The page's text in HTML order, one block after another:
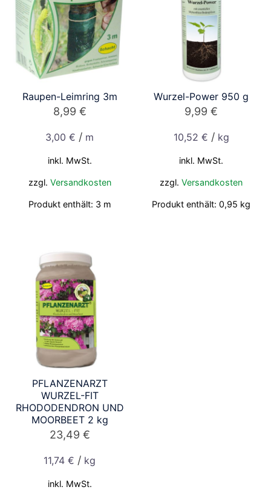
Raupen-Leimring 3m
8,99 €
3,00€ / m
inkl. MwSt.
zzgl. Versandkosten
Produkt enthält: 3 m
Wurzel-Power 950 g
9,99€
10,52 € / kg
inkl. MwSt.
zzgl.Versandkosten
Produkt enthält: 0,95 kg
PFLANZENARZT
WURZEL-FIT
RHODODENDRON UND
MOORBEET 2 kg
23,49 €
11,74€ / kg
inkl. MwSt.